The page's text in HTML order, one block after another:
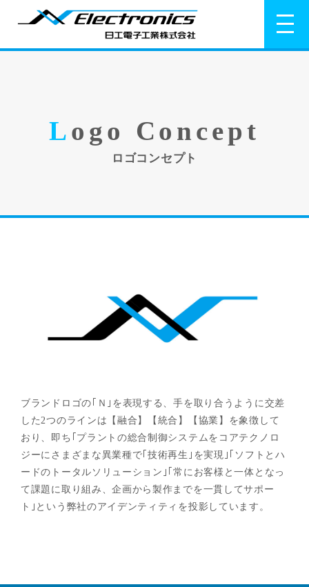
Logo Concept
ロゴコンセプト
ブランドロゴの｢Ｎ｣を表現する、手を取り合うように交差
した2つのラインは【融合】【統合】【協業】を象徴して
おり、即ち｢プラントの総合制御システムをコアテクノロ
ジーにさまざまな異業種で｢技術再生｣を実現｣｢ソフトとハ
ードのトータルソリューション｣｢常にお客様と一体となっ
て課題に取り組み、企画から製作までを一貫してサポー
ト｣という弊社のアイデンティティを投影しています。